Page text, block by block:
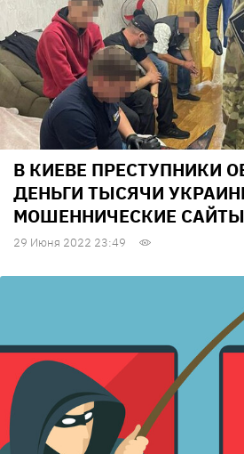
В КИЕВЕ ПРЕСТУПНИКИ
ДЕНЬГИ ТЫСЯЧИ
МОШЕННИЧЕСКИЕ САЙТЫ
29 Июня 2022 23:49